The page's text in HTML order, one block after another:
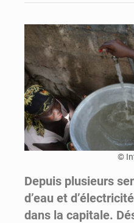
©
Depuis plusieurs
d’eau et
dans la capitale.